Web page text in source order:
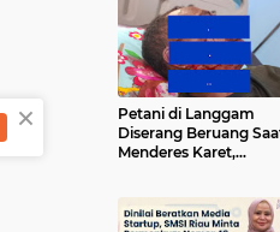
Petani di Langgam
Diserang Beruang
Menderes Karet,
×